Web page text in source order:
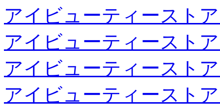
アイビューティースト
アイビューティースト
アイビューティースト
アイビューティースト